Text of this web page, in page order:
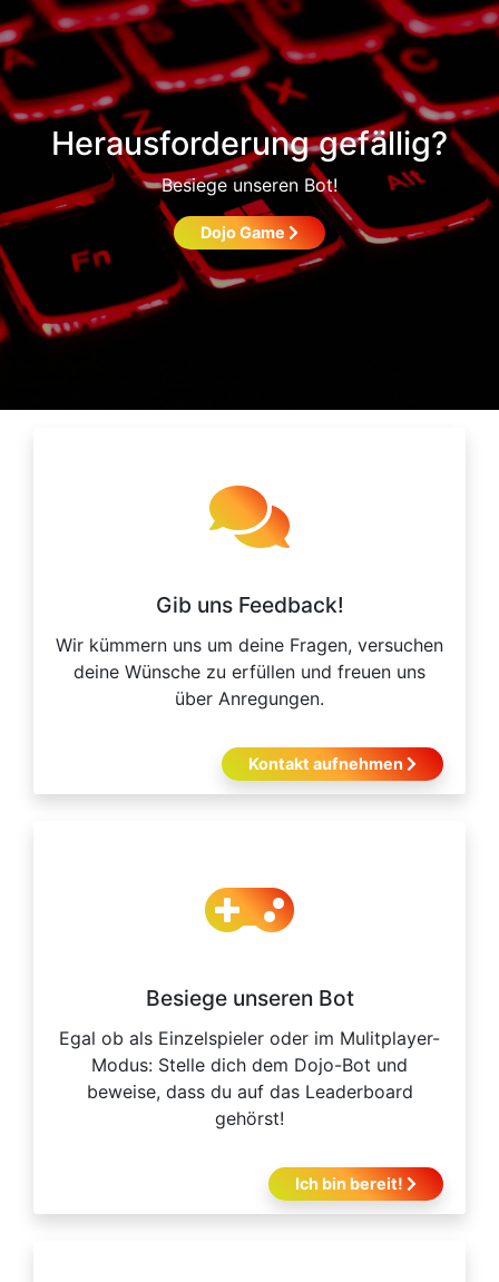
Herausforderung gefällig?
Besiege unseren Bot!
Dojo Game
Gib uns Feedback!
Wir kümmern uns um deine Fragen, versuchen
deine Wünsche zu erfüllen und freuen uns
über Anregungen.
Kontakt aufnehmen
Besiege unseren Bot
Egal ob als Einzelspieler oder im Mulitplayer-
Modus: Stelle dich dem Dojo-Bot und
beweise, dass du auf das Leaderboard
gehörst!
Ich bin bereit!